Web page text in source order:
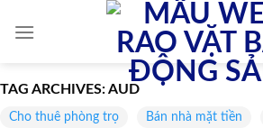
TAG ARCHIVES:AUD
Cho thuê phòng trọ Bán nhà mặt tiền